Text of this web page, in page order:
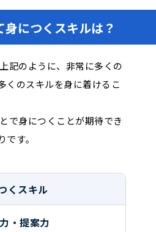
につくスキルは？
記のように、非常に多くの
くのスキルを身に着けるこ
で身につくことが期待でき
す。
くスキル
・提案力